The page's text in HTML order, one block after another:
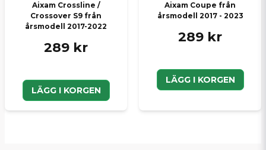
Aixam Crossline /
Crossover S9 från
årsmodell 2017-2022
289 kr
LÄGG I KORGEN
Aixam Coupe från
årsmodell 2017 - 2023
289 kr
LÄGG I KORGEN